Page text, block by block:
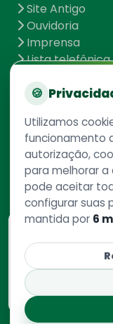
Site Antigo
Ouvidoria
Imprensa
Lista telefônica
UFFS contra o
Mapa do site
Redes Sociais
🍪
Utilizamos
funcionamento
autorização,
para melhorar a
pode aceitar
configurar suas
mantida por 6